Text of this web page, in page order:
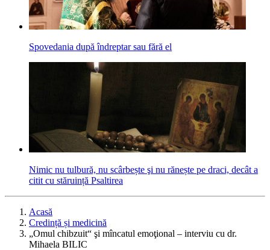
Spovedania după îndreptar sau fără el
Nimic nu tulbură, nu scârbește şi nu rănește pe draci, decât a
citit cu stăruință Psaltirea
Acasă
Credință și medicină
„Omul chibzuit“ şi mîncatul emoţional – interviu cu dr.
Mihaela BILIC